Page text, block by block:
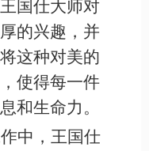
国仕大师对
的兴趣，并
这种对美的
使得每一件
和生命力。
中，王国仕